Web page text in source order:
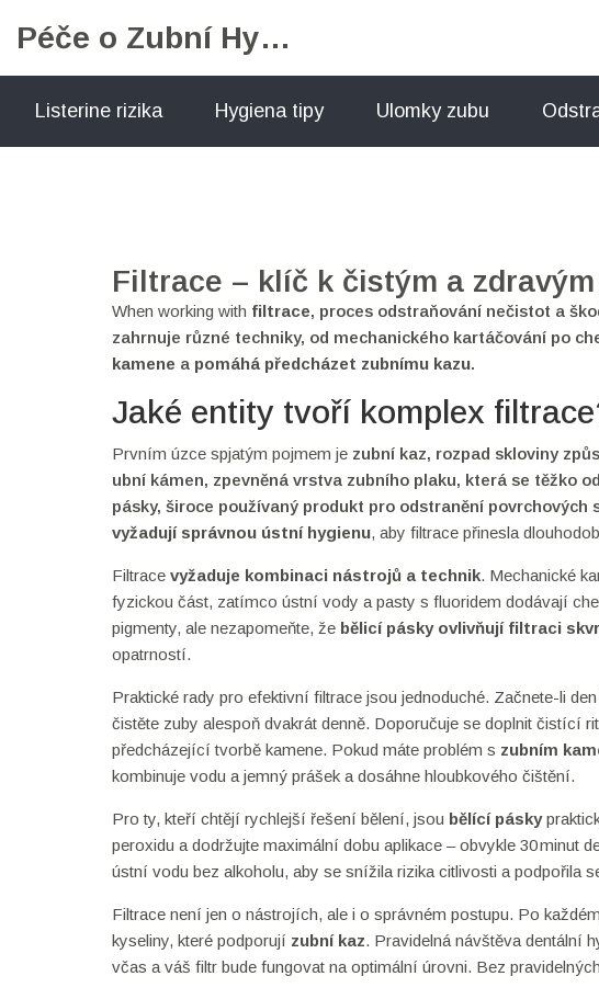
Péče o Zubní Hygienu
Listerine rizika Hygiena tipy Ulomky zubu
Filtrace – klíč k čistým a
When working with filtrace, proces odstraňování nečistot a
zahrnuje různé techniky, od mechanického kartáčování po
kamene a pomáhá předcházet zubnímu kazu.
Jaké entity tvoří komplex
Prvním úzce spjatým pojmem je z​ubní kaz, rozpad skloviny
ubní kámen, zpevněná vrstva zubního plaku, která se těžko
pásky, široce používaný produkt pro odstranění povrchových
vyžadují správnou ústní hygienu, aby filtrace přinesla
Filtrace vyžaduje kombinaci nástrojů a technik. Mechanické
fyzickou část, zatímco ústní vody a pasty s fluoridem dodávají
pigmenty, ale nezapomeňte, že bělicí pásky ovlivňují filtraci
opatrností.
Praktické rady pro efektivní filtrace jsou jednoduché. Začnete-li
čistěte zuby alespoň dvakrát denně. Doporučuje se doplnit čistící
předcházející tvorbě kamene. Pokud máte problém s zubním
kombinuje vodu a jemný prášek a dosáhne hloubkového čištění.
Pro ty, kteří chtějí rychlejší řešení bělení, jsou bělící pásky
peroxidu a dodržujte maximální dobu aplikace – obvykle 30 minut
ústní vodu bez alkoholu, aby se snížila rizika citlivosti a podpořila
Filtrace není jen o nástrojích, ale i o správném postupu. Po
kyseliny, které podporují zubní kaz. Pravidelná návštěva dentální
včas a váš filtr bude fungovat na optimální úrovni. Bez